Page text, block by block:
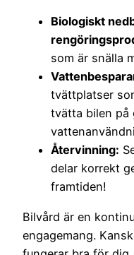
Biologiskt
som är snälla
tvättplatser
tvätta bilen på
Återvinning:
delar korrekt
framtiden!
Bilvård är en
engagemang.